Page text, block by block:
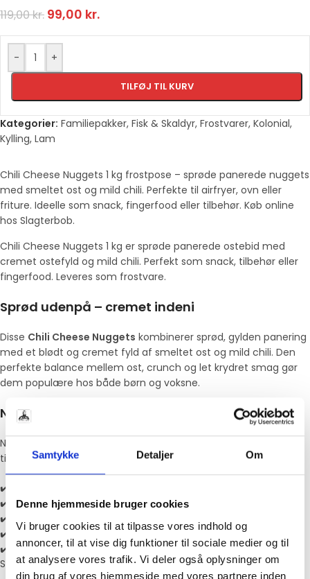
Samtykke Detaljer Om
Denne hjemmeside bruger cookies
Vi bruger cookies til at tilpasse vores indhold og
annoncer, til at vise dig funktioner til sociale medier og til
at analysere vores trafik. Vi deler også oplysninger om
din brug af vores hjemmeside med vores partnere inden
119,00kr. 99,00 kr.
- +
TILFØJ TIL KURV
Kategorier: Familiepakker, Fisk & Skaldyr, Frostvarer, Kolonial,
Kylling, Lam
Chili Cheese Nuggets 1 kg frostpose – sprøde panerede nuggets
med smeltet ost og mild chili. Perfekte til airfryer, ovn eller
friture. Ideelle som snack, fingerfood eller tilbehør. Køb online
hos Slagterbob.
Chili Cheese Nuggets 1 kg er sprøde panerede ostebid med
cremet ostefyld og mild chili. Perfekt som snack, tilbehør eller
fingerfood. Leveres som frostvare.
Sprød udenpå – cremet indeni
Disse Chili Cheese Nuggets kombinerer sprød, gylden panering
med et blødt og cremet fyld af smeltet ost og mild chili. Den
perfekte balance mellem ost, crunch og let krydret smag gør
dem populære hos både børn og voksne.
Nemme at tilberede
Nuggetsene leveres i praktisk
tilberedning direkte fra frost. Perfekte til:
✔️ Airfryer
✔️ Ovn
✔️ Friture
✔️ Tapas og snacks
✔️ Burgermenuer og sharing-retter
Server med chilimayo, salsa eller hvidløgsdip for ekstra smag.